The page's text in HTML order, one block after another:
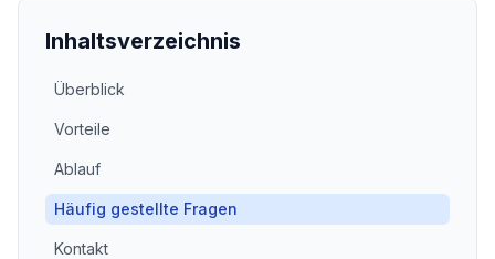
Inhaltsverzeichnis
Überblick
Vorteile
Ablauf
Häufig gestellte Fragen
Kontakt